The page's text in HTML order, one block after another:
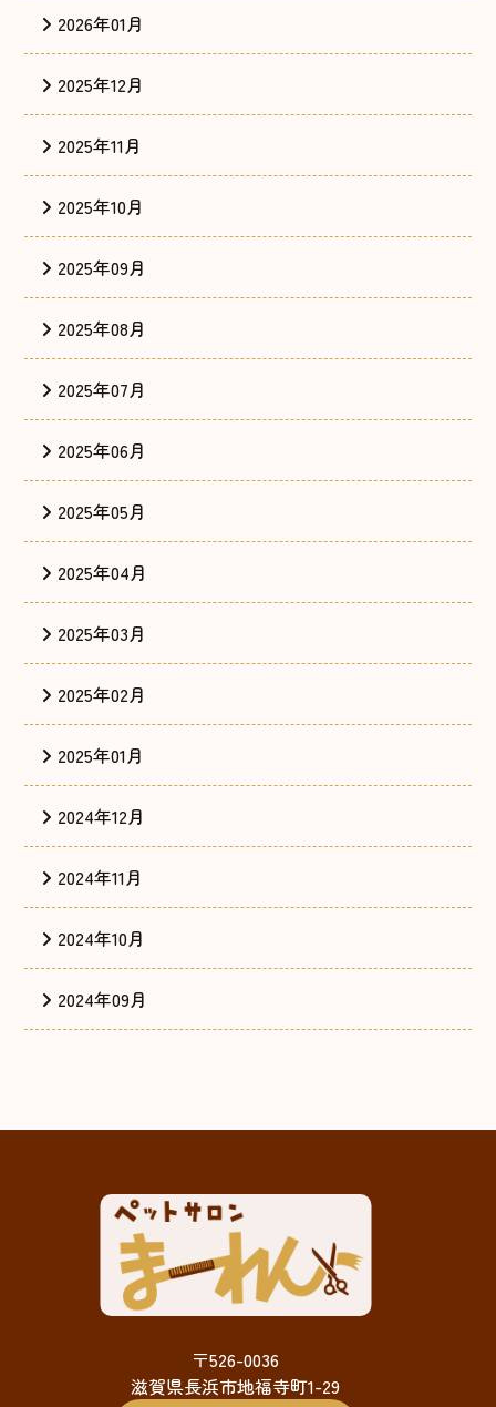
2026年01月
2025年12月
2025年11月
2025年10月
2025年09月
2025年08月
2025年07月
2025年06月
2025年05月
2025年04月
2025年03月
2025年02月
2025年01月
2024年12月
2024年11月
2024年10月
2024年09月
〒526-0036
滋賀県長浜市地福寺町1-29